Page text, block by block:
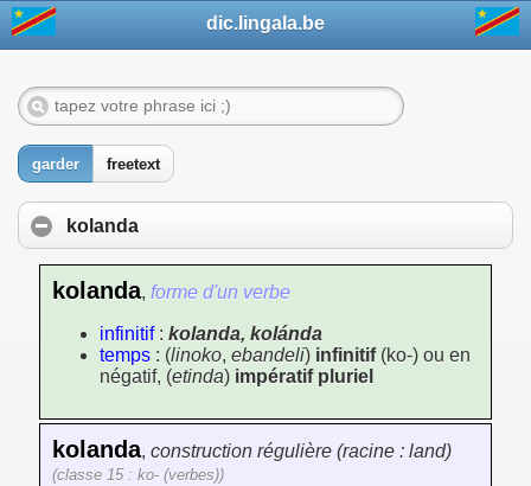
dic.lingala.be
garder freetext
kolanda
kolanda, forme d'un verbe
infinitif: kolanda, kolánda
temps : (linoko, ebandeli) infinitif(ko-) ou en
négatif, (etinda) impératif pluriel
kolanda, construction régulière (racine : land)
(classe 15 : ko- (verbes))